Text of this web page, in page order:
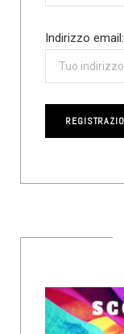
Indirizzo email: